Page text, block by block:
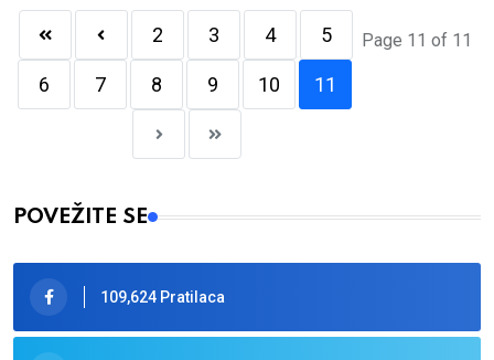
Page 11 of 11
2 3 4 5
6 7 8 9 10 11
POVEŽITE SE
109,624 Pratilaca